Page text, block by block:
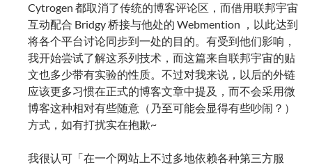
Cytrogen 都取消了传统的博客评论区，而借用联邦宇宙
互动配合 Bridgy 桥接与他处的 Webmention ，以此达到
将各个平台讨论同步到一处的目的。有受到他们影响，
我开始尝试了解这系列技术，而这篇来自联邦宇宙的贴
文也多少带有实验的性质。不过对我来说，以后的外链
应该更多习惯在正式的博客文章中提及，而不会采用微
博客这种相对有些随意（乃至可能会显得有些吵闹？）
方式，如有打扰实在抱歉~
我很认可「在一个网站上不过多地依赖各种第三方服